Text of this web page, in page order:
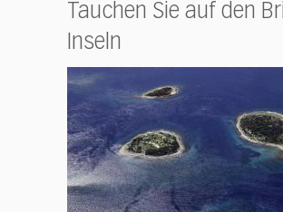
Tauchen Sie auf den
Inseln